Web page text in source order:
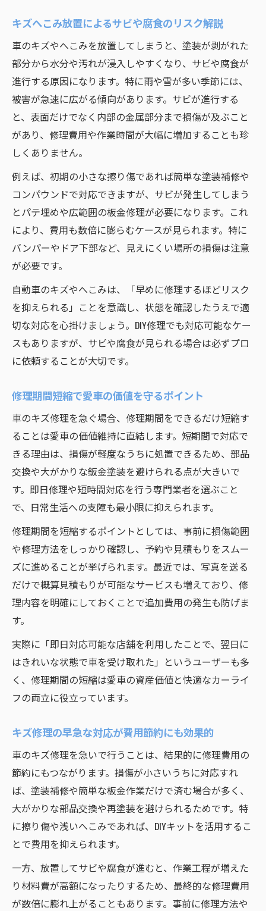
キズへこみ放置によるサビや腐食のリスク解説
車のキズやへこみを放置してしまうと、塗装が剥がれた
部分から水分や汚れが浸入しやすくなり、サビや腐食が
進行する原因になります。特に雨や雪が多い季節には、
被害が急速に広がる傾向があります。サビが進行する
と、表面だけでなく内部の金属部分まで損傷が及ぶこと
があり、修理費用や作業時間が大幅に増加することも珍
しくありません。
例えば、初期の小さな擦り傷であれば簡単な塗装補修や
コンパウンドで対応できますが、サビが発生してしまう
とパテ埋めや広範囲の板金修理が必要になります。これ
により、費用も数倍に膨らむケースが見られます。特に
バンパーやドア下部など、見えにくい場所の損傷は注意
が必要です。
自動車のキズやへこみは、「早めに修理するほどリスク
を抑えられる」ことを意識し、状態を確認したうえで適
切な対応を心掛けましょう。DIY修理でも対応可能なケー
スもありますが、サビや腐食が見られる場合は必ずプロ
に依頼することが大切です。
修理期間短縮で愛車の価値を守るポイント
車のキズ修理を急ぐ場合、修理期間をできるだけ短縮す
ることは愛車の価値維持に直結します。短期間で対応で
きる理由は、損傷が軽度なうちに処置できるため、部品
交換や大がかりな鈑金塗装を避けられる点が大きいで
す。即日修理や短時間対応を行う専門業者を選ぶこと
で、日常生活への支障も最小限に抑えられます。
修理期間を短縮するポイントとしては、事前に損傷範囲
や修理方法をしっかり確認し、予約や見積もりをスムー
ズに進めることが挙げられます。最近では、写真を送る
だけで概算見積もりが可能なサービスも増えており、修
理内容を明確にしておくことで追加費用の発生も防げま
す。
実際に「即日対応可能な店舗を利用したことで、翌日に
はきれいな状態で車を受け取れた」というユーザーも多
く、修理期間の短縮は愛車の資産価値と快適なカーライ
フの両立に役立っています。
キズ修理の早急な対応が費用節約にも効果的
車のキズ修理を急いで行うことは、結果的に修理費用の
節約にもつながります。損傷が小さいうちに対応すれ
ば、塗装補修や簡単な板金作業だけで済む場合が多く、
大がかりな部品交換や再塗装を避けられるためです。特
に擦り傷や浅いへこみであれば、DIYキットを活用するこ
とで費用を抑えられます。
一方、放置してサビや腐食が進むと、作業工程が増えた
り材料費が高額になったりするため、最終的な修理費用
が数倍に膨れ上がることもあります。事前に修理方法や